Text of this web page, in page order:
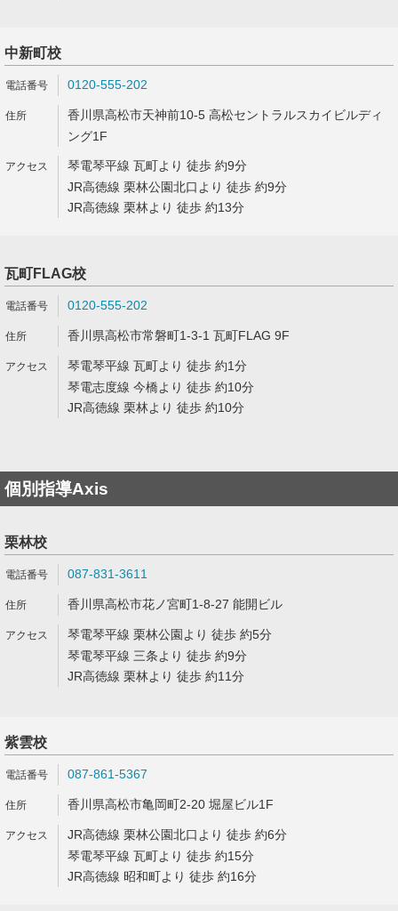
中新町校
0120-555-202
香川県高松市天神前10-5 高松セントラルスカイビルディ
ング1F
琴電琴平線 瓦町より 徒歩 約9分
JR高徳線 栗林公園北口より 徒歩 約9分
JR高徳線 栗林より 徒歩 約13分
瓦町FLAG校
0120-555-202
香川県高松市常磐町1-3-1 瓦町FLAG 9F
琴電琴平線 瓦町より 徒歩 約1分
琴電志度線 今橋より 徒歩 約10分
JR高徳線 栗林より 徒歩 約10分
個別指導Axis
栗林校
087-831-3611
香川県高松市花ノ宮町1-8-27 能開ビル
琴電琴平線 栗林公園より 徒歩 約5分
琴電琴平線 三条より 徒歩 約9分
JR高徳線 栗林より 徒歩 約11分
紫雲校
087-861-5367
香川県高松市亀岡町2-20 堀屋ビル1F
JR高徳線 栗林公園北口より 徒歩 約6分
琴電琴平線 瓦町より 徒歩 約15分
JR高徳線 昭和町より 徒歩 約16分